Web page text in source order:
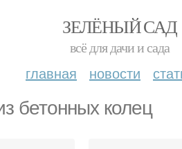
ЗЕЛЁНЫЙ САД
всё для дачи и сада
главная новости
бетонных колец